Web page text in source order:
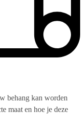
behang kan worden
maat en hoe je deze